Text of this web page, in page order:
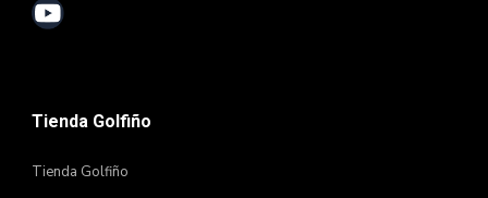
Tienda Golfiño
Tienda Golfiño